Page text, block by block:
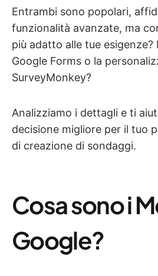
Entrambi sono popolari,
funzionalità avanzate, ma
più adatto alle tue esigenze?
Google Forms o la
SurveyMonkey?
Analizziamo i dettagli e ti
decisione migliore per il tuo
di creazione di sondaggi.
Cosa sono i
Google?